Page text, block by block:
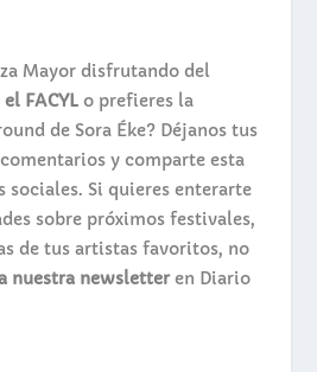
Mayor disfrutando del
FACYL o prefieres la
de Sora Éke? Déjanos tus
y comparte esta
sociales. Si quieres enterarte
sobre próximos festivales,
de tus artistas favoritos, no
nuestra newsletteren Diario